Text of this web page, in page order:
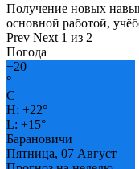
Получение новых
основной работой,
Prev Next 1 из 2
Погода
+20
°
C
H: +22°
L: +15°
Барановичи
Пятница, 07 Август